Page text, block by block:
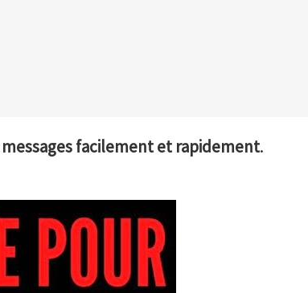
facilement et rapidement.